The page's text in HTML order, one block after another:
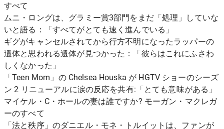
すべて
ムニ・ロングは、グラミー賞3部門をまだ「処理」していな
いと語る：「すべてがとても速く進んでいる」
ギグがキャンセルされてから行方不明になったラッパーの
遺体と思われる遺体が見つかった：「彼らはこれにふさわ
しくなかった」
「Teen Mom」の Chelsea Houska が HGTV ショーのシーズ
ン 2 リニューアルに涙の反応を共有:「とても意味がある」
マイケル・C・ホールの妻は誰ですか? モーガン・マクレガ
ーのすべて
「法と秩序」のダニエル・モネ・トルイットは、ファンが